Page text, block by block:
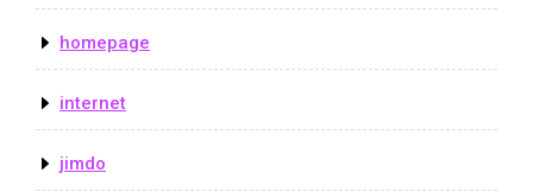
homepage
internet
jimdo